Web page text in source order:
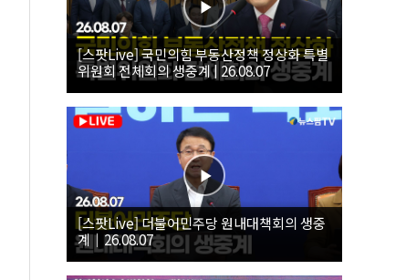
[스팟Live] 국민의힘 부동산정책 정상화 특별
위원회 전체회의 생중계 | 26.08.07
[스팟Live] 더불어민주당 원내대책회의 생중
계｜26.08.07